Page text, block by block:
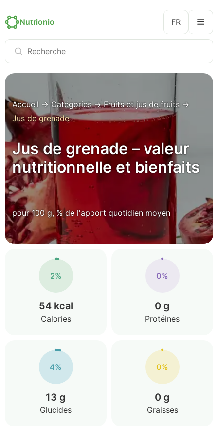
Nutrionio FR
Accueil → Catégories→Fruits et jus de fruits →
Jus de grenade
Jus de grenade – valeur
nutritionnelle et bienfaits
pour 100 g, % de l'apport quotidien moyen
2%
54 kcal
Calories
0%
0 g
Protéines
4%
13 g
Glucides
0%
0 g
Graisses